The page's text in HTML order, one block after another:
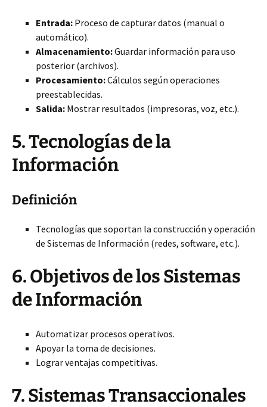
Entrada: Proceso de capturar datos (manual o
automático).
Almacenamiento:Guardar información para uso
posterior (archivos).
Procesamiento:Cálculos según operaciones
preestablecidas.
Salida: Mostrar resultados (impresoras, voz, etc.).
5. Tecnologías de la
Información
Definición
Tecnologías que soportan la construcción y operación
de Sistemas de Información (redes, software, etc.).
6. Objetivos de los Sistemas
de Información
Automatizar procesos operativos.
Apoyar la toma de decisiones.
Lograr ventajas competitivas.
7. Sistemas Transaccionales